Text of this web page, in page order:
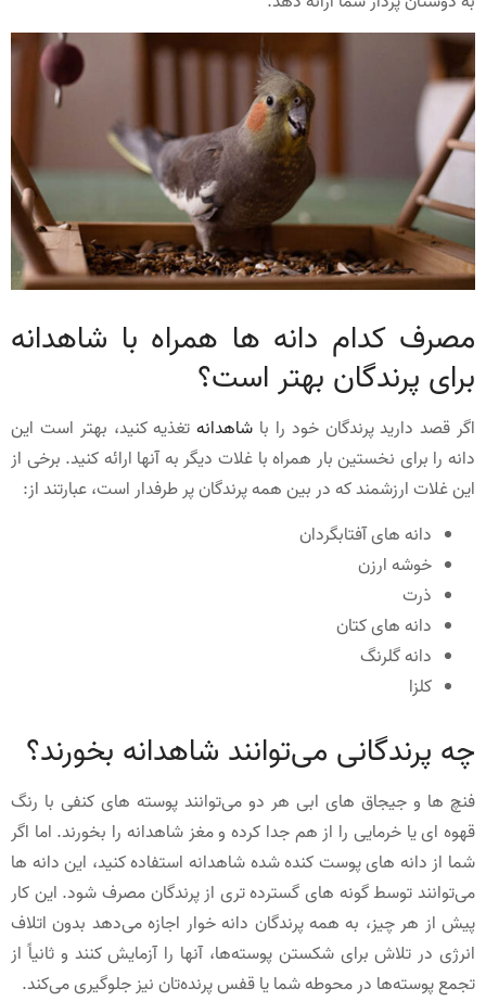
مصرف کدام دانه ها همراه با شاهدانه
برای پرندگان بهتر است؟
اگر قصد دارید پرندگان خود را با شاهدانهتغذیه کنید، بهتر است این
دانه را برای نخستین بار همراه با غلات دیگر به آنها ارائه کنید. برخی از
این غلات ارزشمند که در بین همه پرندگان پر طرفدار است، عبارتند از:
دانه های آفتابگردان
خوشه ارزن
ذرت
دانه های کتان
دانه گلرنگ
کلزا
چه پرندگانی می‌توانند شاهدانه بخورند؟
فنچ ها و جیجاق های ابی هر دو می‌توانند پوسته های کنفی با رنگ
قهوه ای یا خرمایی را از هم جدا کرده و مغز شاهدانه را بخورند. اما اگر
شما از دانه های پوست کنده شده شاهدانه استفاده کنید، این دانه ها
می‌توانند توسط گونه های گسترده تری از پرندگان مصرف شود. این کار
پیش از هر چیز، به همه پرندگان دانه‌ خوار اجازه می‌دهد بدون اتلاف
انرژی در تلاش برای شکستن پوسته‌ها، آنها را آزمایش کنند و ثانیاً از
تجمع پوسته‌ها در محوطه شما یا قفس پرنده‌تان نیز جلوگیری می‌کند.